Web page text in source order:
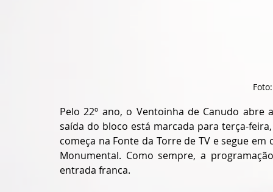
Pelo 22º ano, o Ventoinha de Canudo
saída do bloco está marcada para terça-
começa na Fonte da Torre de TV e segue
Monumental. Como sempre, a
entrada franca.